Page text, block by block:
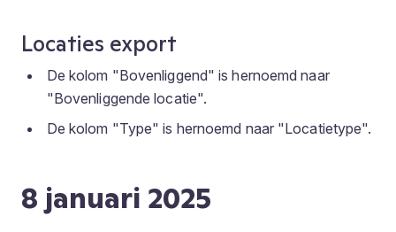
Locaties export
De kolom "Bovenliggend" is hernoemd naar
"Bovenliggende locatie".
De kolom "Type" is hernoemd naar "Locatietype".
8 januari 2025